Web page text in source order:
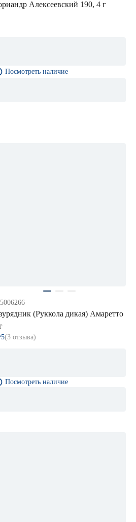
Алексеевский 190, 4 г
Посмотреть наличие
(Руккола дикая) Амаретто
5(3 отзыва)
Посмотреть наличие